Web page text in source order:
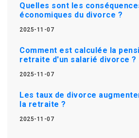
Quelles sont les
économiques du divorce ?
2025-11-07
Comment est calculée la
retraite d'un salarié divorce ?
2025-11-07
Les taux de divorce
la retraite ?
2025-11-07